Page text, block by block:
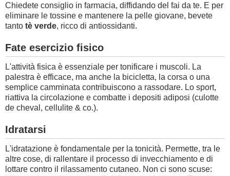
Chiedete consiglio in farmacia, diffidando del fai da te. E per
eliminare le tossine e mantenere la pelle giovane, bevete
tanto tè verde, ricco di antiossidanti.
Fate esercizio fisico
L'attività fisica è essenziale per tonificare i muscoli. La
palestra è efficace, ma anche la bicicletta, la corsa o una
semplice camminata contribuiscono a rassodare. Lo sport,
riattiva la circolazione e combatte i depositi adiposi (culotte
de cheval, cellulite & co.).
Idratarsi
L'idratazione è fondamentale per la tonicità. Permette, tra le
altre cose, di rallentare il processo di invecchiamento e di
lottare contro il rilassamento cutaneo. Non ci sono scuse: